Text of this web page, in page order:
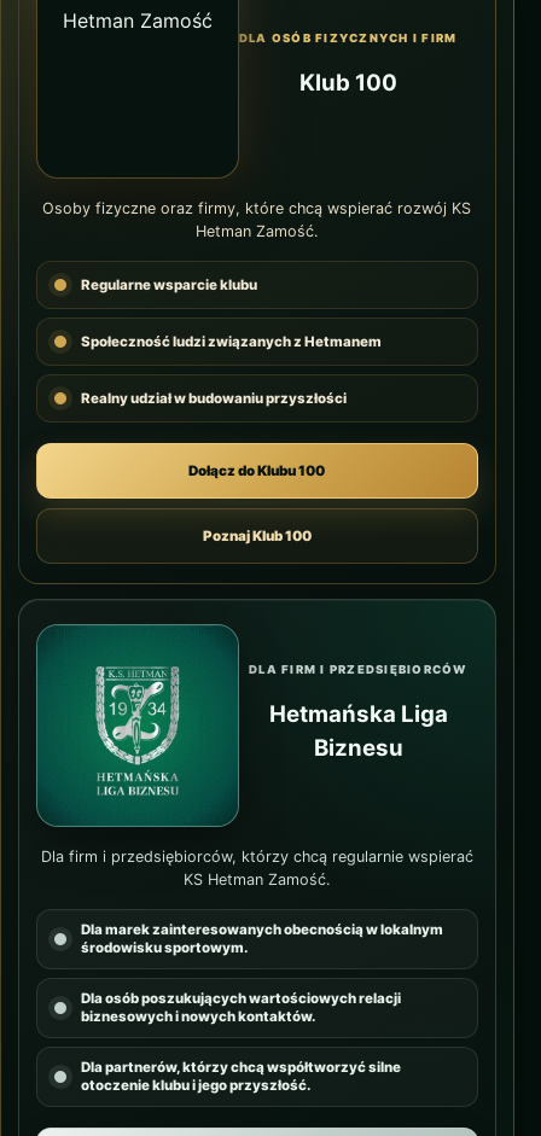
DLA OSÓB FIZYCZNYCH I FIRM
Klub 100
Osoby fizyczne oraz firmy, które chcą wspierać rozwój KS
Hetman Zamość.
Regularne wsparcie klubu
Społeczność ludzi związanych z Hetmanem
Realny udział w budowaniu przyszłości
Dołącz do Klubu 100
Poznaj Klub 100
DLA FIRM I PRZEDSIĘBIORCÓW
Hetmańska Liga
Biznesu
Dla firm i przedsiębiorców, którzy chcą regularnie wspierać
KS Hetman Zamość.
Dla marek zainteresowanych obecnością w lokalnym
środowisku sportowym.
Dla osób poszukujących wartościowych relacji
biznesowych i nowych kontaktów.
Dla partnerów, którzy chcą współtworzyć silne
otoczenie klubu i jego przyszłość.